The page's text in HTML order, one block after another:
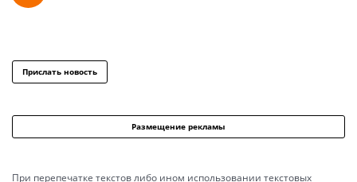
Прислать новость
Размещение рекламы
При перепечатке текстов либо ином использовании текстовых